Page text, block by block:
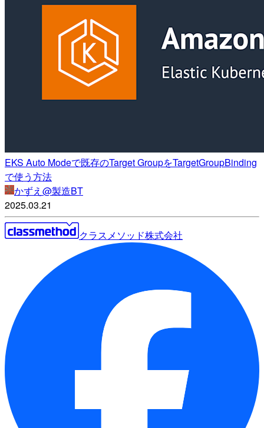
EKS Auto Modeで既存のTarget GroupをTargetGroupBinding
で使う方法
かずえ@製造BT
2025.03.21
クラスメソッド株式会社